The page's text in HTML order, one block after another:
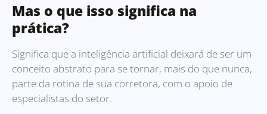
Mas o que isso significa na
prática?
Significa que a inteligência artificial deixará de ser um
conceito abstrato para se tornar, mais do que nunca,
parte da rotina de sua corretora, com o apoio de
especialistas do setor.